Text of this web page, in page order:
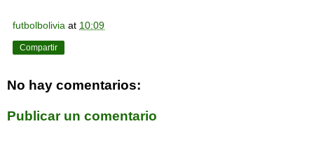
futbolbolivia at 10:09
Compartir
No hay comentarios:
Publicar un comentario